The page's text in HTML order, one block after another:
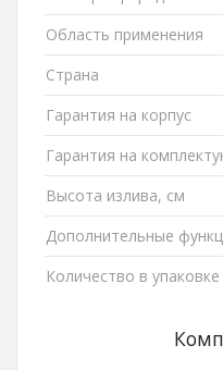
Область применения
Страна
Гарантия на корпус
Гарантия на
Высота излива, см
Дополнительные
Количество в упаковке